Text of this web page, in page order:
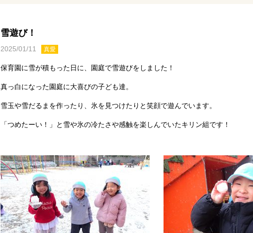
雪遊び！
2025/01/11 真愛
保育園に雪が積もった日に、園庭で雪遊びをしました！
真っ白になった園庭に大喜びの子ども達。
雪玉や雪だるまを作ったり、氷を見つけたりと笑顔で遊んでいます。
「つめたーい！」と雪や氷の冷たさや感触を楽しんでいたキリン組です！